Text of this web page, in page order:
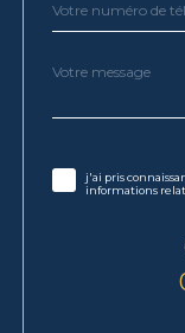
*
Fieldset
Message
*
j'ai pris
informations